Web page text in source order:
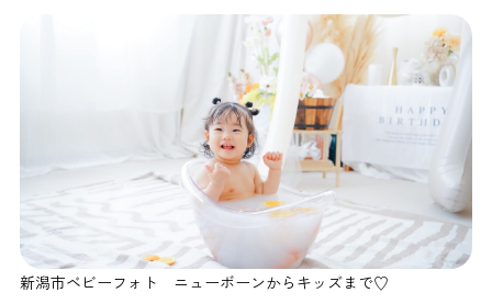
新潟市ベビーフォト ニューボーンからキッズまで♡